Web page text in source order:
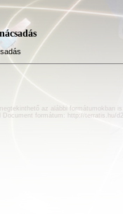
az alábbi formátumokban
Document formátum:
http://terratis.hu/